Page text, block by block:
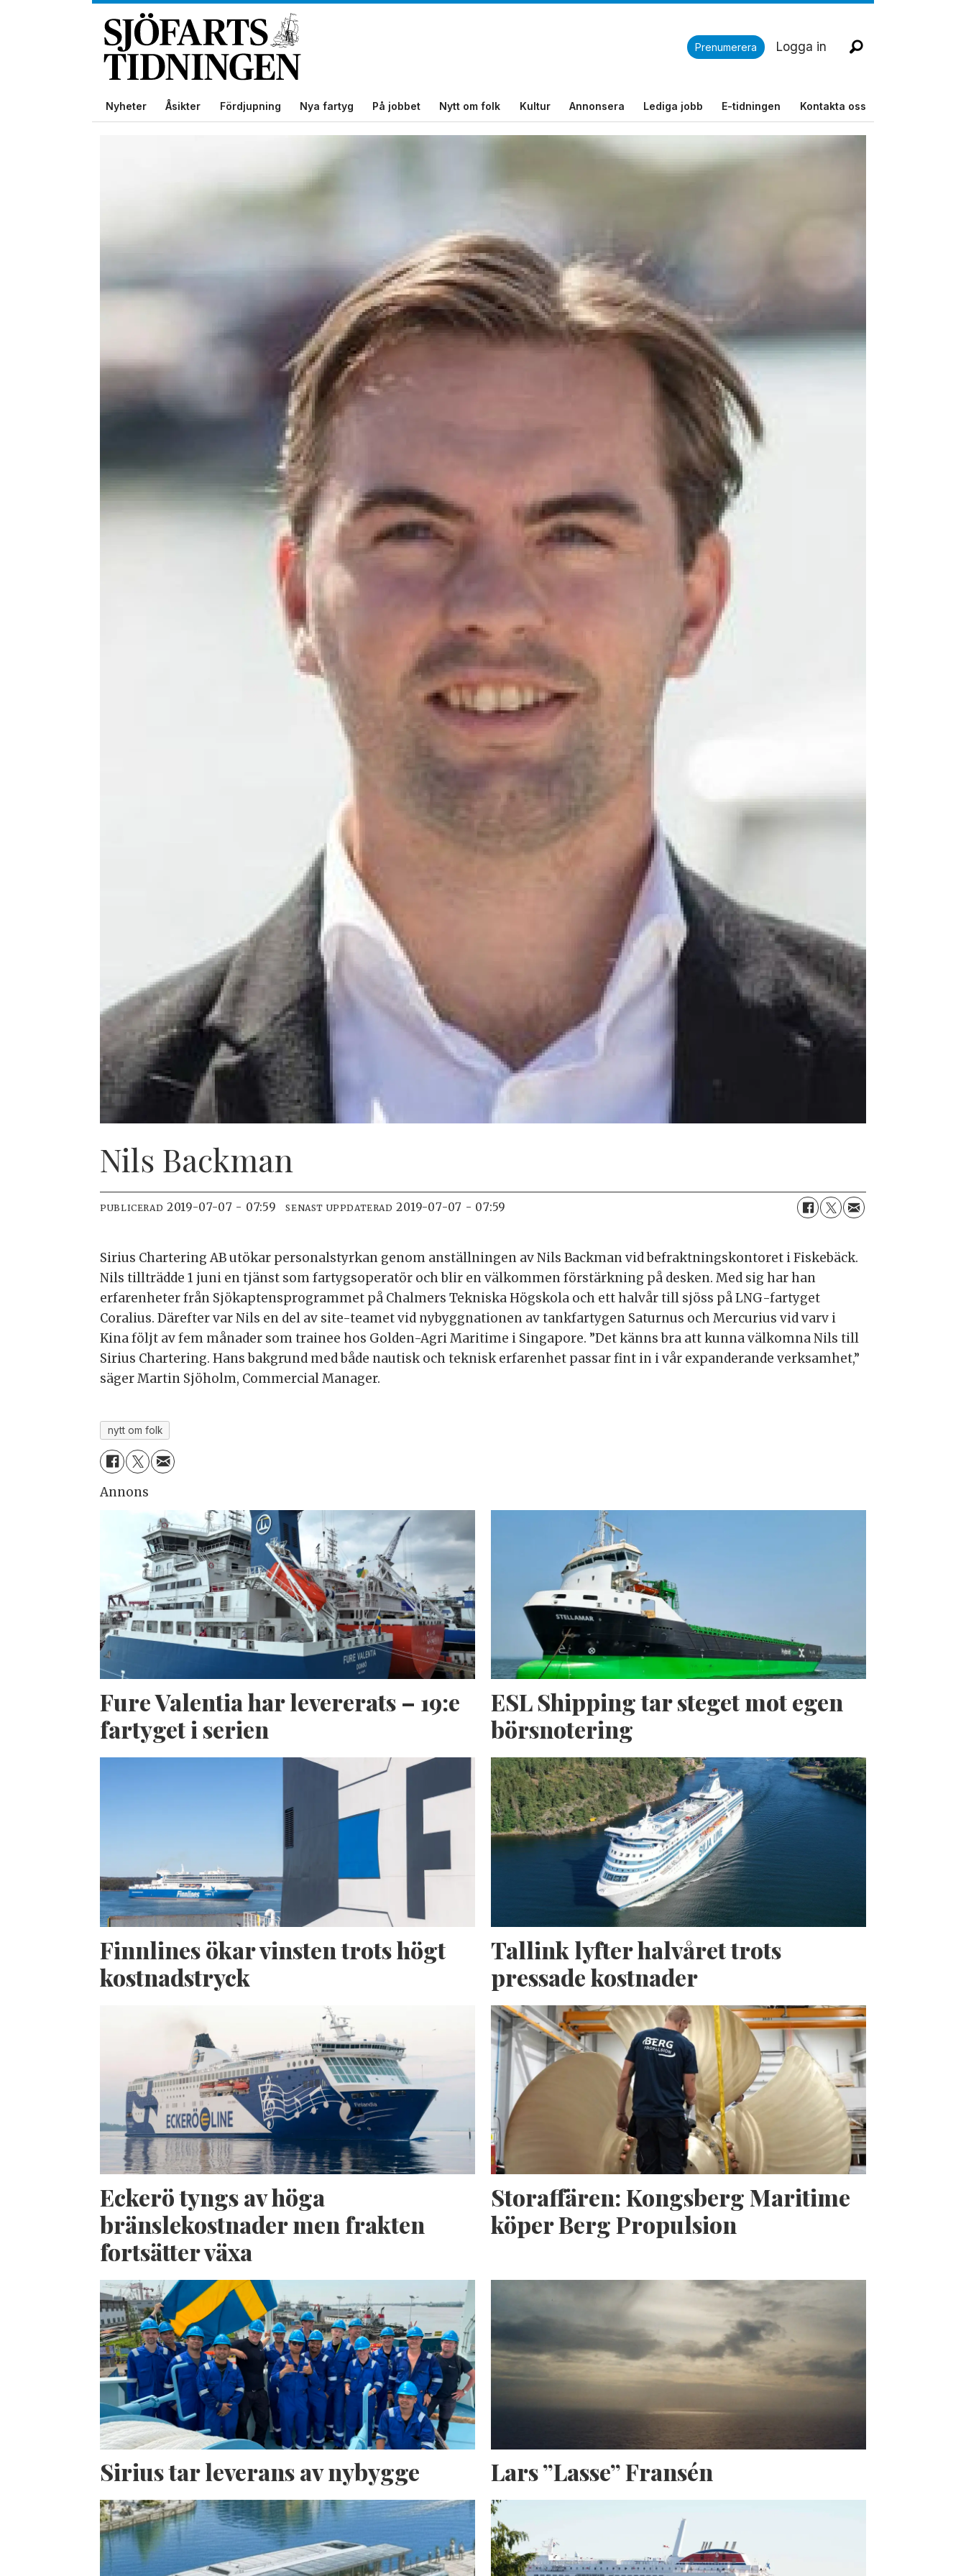
Prenumerera Logga in
Nyheter Åsikter Fördjupning Nya fartyg På jobbet Nytt om folk Kultur Annonsera Lediga jobb E-tidningen Kontakta oss
Nils Backman
PUBLICERAD 2019-07-07 - 07:59 SENAST UPPDATERAD 2019-07-07 - 07:59
Sirius Chartering AB utökar personalstyrkan genom anställningen av Nils Backman vid befraktningskontoret i Fiskebäck.
Nils tillträdde 1 juni en tjänst som fartygsoperatör och blir en välkommen förstärkning på desken. Med sig har han
erfarenheter från Sjökaptensprogrammet på Chalmers Tekniska Högskola och ett halvår till sjöss på LNG-fartyget
Coralius. Därefter var Nils en del av site-teamet vid nybyggnationen av tankfartygen Saturnus och Mercurius vid varv i
Kina följt av fem månader som trainee hos Golden-Agri Maritime i Singapore. ”Det känns bra att kunna välkomna Nils till
Sirius Chartering. Hans bakgrund med både nautisk och teknisk erfarenhet passar fint in i vår expanderande verksamhet,”
säger Martin Sjöholm, Commercial Manager.
nytt om folk
Annons
Fure Valentia har levererats – 19:e
fartyget i serien
ESL Shipping tar steget mot egen
börsnotering
Finnlines ökar vinsten trots högt
kostnadstryck
Tallink lyfter halvåret trots
pressade kostnader
Eckerö tyngs av höga
bränslekostnader men frakten
fortsätter växa
Storaffären: Kongsberg Maritime
köper Berg Propulsion
Sirius tar leverans av nybygge Lars ”Lasse” Fransén